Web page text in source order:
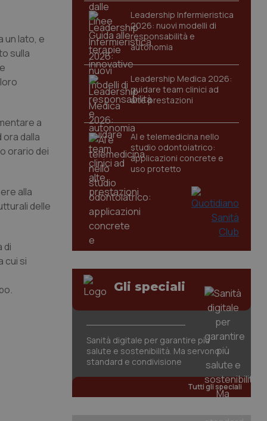
un lato, e
sulla
a
dalla
orario dei
alla
delle
di
cui si
Leadership Infermieristica
2026: nuovi modelli di
responsabilità e
autonomia
Leadership Medica 2026:
guidare team clinici ad
alte prestazioni
AI e telemedicina nello
studio odontoiatrico:
applicazioni concrete e
uso protetto
Gli speciali
Sanità digitale per garantire più
salute e sostenibilità. Ma servono
standard e condivisione
Tutti gli speciali